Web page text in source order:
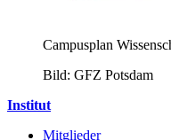
Campusplan
Bild: GFZ Potsdam
Institut
Mitglieder